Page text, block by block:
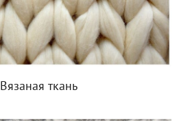
Вязаная ткань